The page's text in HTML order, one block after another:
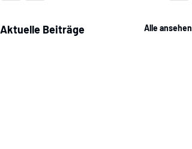
Aktuelle Beiträge Alle ansehen